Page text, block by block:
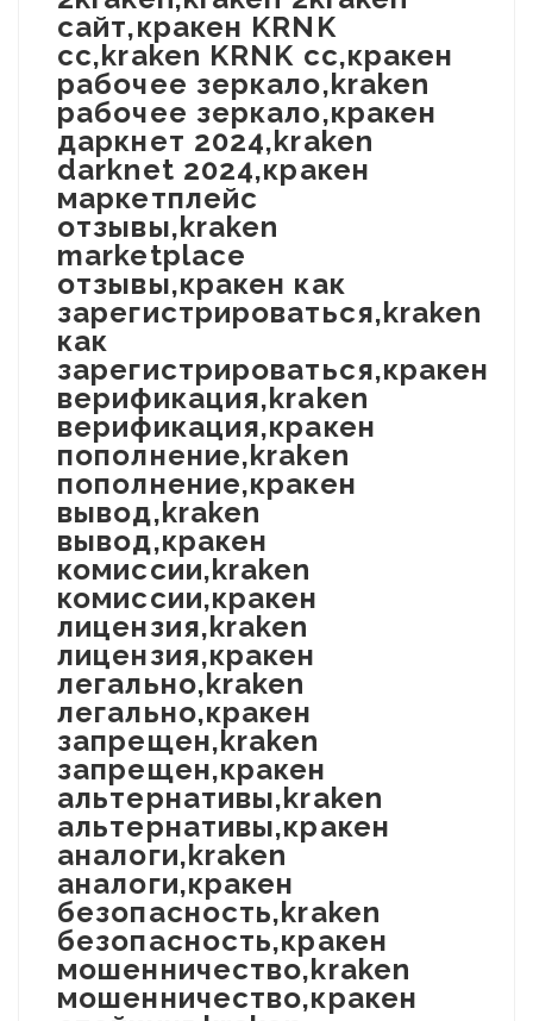
сайт,кракен KRNK
cc,kraken KRNK cc,кракен
рабочее зеркало,kraken
рабочее зеркало,кракен
даркнет 2024,kraken
darknet 2024,кракен
маркетплейс
отзывы,kraken
marketplace
отзывы,кракен как
зарегистрироваться,kraken
как
зарегистрироваться,кракен
верификация,kraken
верификация,кракен
пополнение,kraken
пополнение,кракен
вывод,kraken
вывод,кракен
комиссии,kraken
комиссии,кракен
лицензия,kraken
лицензия,кракен
легально,kraken
легально,кракен
запрещен,kraken
запрещен,кракен
альтернативы,kraken
альтернативы,кракен
аналоги,kraken
аналоги,кракен
безопасность,kraken
безопасность,кракен
мошенничество,kraken
мошенничество,кракен